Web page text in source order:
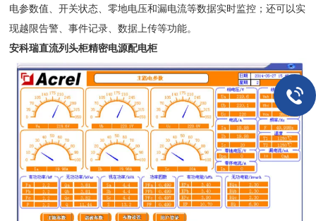
电参数值、开关状态、零地电压和漏电流等数据实时监控；还可以实
现越限告警、事件记录、数据上传等功能。
安科瑞直流列头柜精密电源配电柜